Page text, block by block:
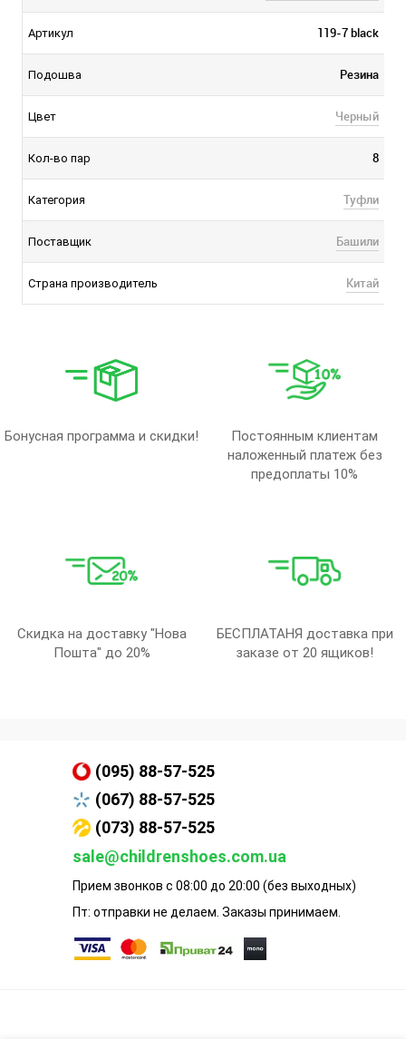
Артикул 119-7 black
Подошва Резина
Цвет Черный
Кол-во пар 8
Категория Туфли
Поставщик Башили
Страна производитель Китай
Бонусная программа и скидки!
Постоянным клиентам
наложенный платеж без
предоплаты 10%
Скидка на доставку "Нова
Пошта" до 20%
БЕСПЛАТАНЯ доставка при
заказе от 20 ящиков!
(095) 88-57-525
(067) 88-57-525
(073) 88-57-525
sale@childrenshoes.com.ua
Прием звонков с 08:00 до 20:00 (без выходных)
Пт: отправки не делаем. Заказы принимаем.